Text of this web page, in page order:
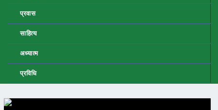
प्रवास
साहित्य
अध्यात्म
प्रविधि